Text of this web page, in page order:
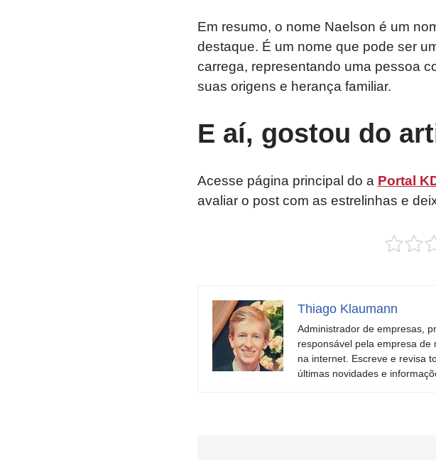
Em resumo, o nome Naelson é um
destaque. É um nome que pode ser
carrega, representando uma pessoa
suas origens e herança familiar.
E aí, gostou do
Acesse página principal do a Portal
avaliar o post com as estrelinhas e
Thiago Klaumann
Administrador de empresas,
responsável pela empresa
na internet. Escreve e revisa
últimas novidades e